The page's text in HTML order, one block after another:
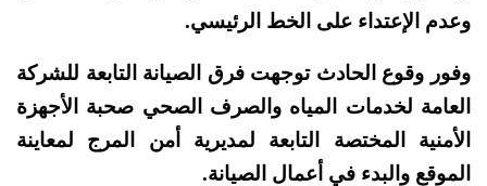
وعدم الإعتداء على الخط الرئيسي.
وفور وقوع الحادث توجهت فرق الصيانة التابعة للشركة
العامة لخدمات المياه والصرف الصحي صحبة الأجهزة
الأمنية المختصة التابعة لمديرية أمن المرج لمعاينة
الموقع والبدء في أعمال الصيانة.